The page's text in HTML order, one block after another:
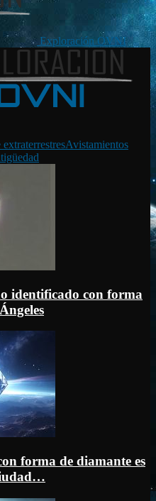
Exploración OVNI
Avistamientos
identificado con forma
forma de diamante es